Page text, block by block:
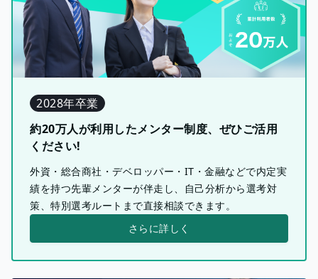
2028年卒業
約20万人が利用したメンター制度、ぜひご活用
ください!
外資・総合商社・デベロッパー・IT・金融などで内定実
績を持つ先輩メンターが伴走し、自己分析から選考対
策、特別選考ルートまで直接相談できます。
さらに詳しく